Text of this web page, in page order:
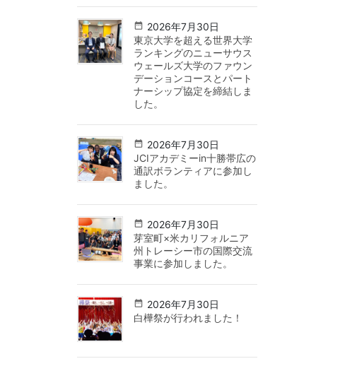
2026年7月30日
東京大学を超える世界大学
ランキングのニューサウス
ウェールズ大学のファウン
デーションコースとパート
ナーシップ協定を締結しま
した。
2026年7月30日
JCIアカデミーin十勝帯広の
通訳ボランティアに参加し
ました。
2026年7月30日
芽室町×米カリフォルニア
州トレーシー市の国際交流
事業に参加しました。
2026年7月30日
白樺祭が行われました！